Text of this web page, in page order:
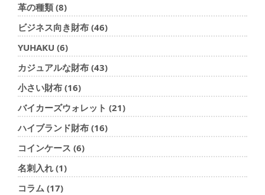
革の種類 (8)
ビジネス向き財布 (46)
YUHAKU (6)
カジュアルな財布 (43)
小さい財布 (16)
バイカーズウォレット (21)
ハイブランド財布 (16)
コインケース (6)
名刺入れ (1)
コラム (17)